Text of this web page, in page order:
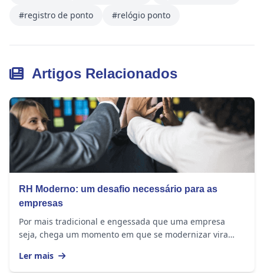
#registro de ponto
#relógio ponto
Artigos Relacionados
RH Moderno: um desafio necessário para as
empresas
Por mais tradicional e engessada que uma empresa
seja, chega um momento em que se modernizar vira
Ler mais